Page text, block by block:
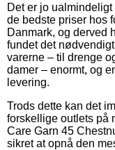
Det er jo
de bedste priser hos
Danmark, og derved
fundet det
varerne – til drenge
damer – enormt, og
levering.
Trods dette kan det
forskellige outlets på
Care Garn 45
sikret at opnå den